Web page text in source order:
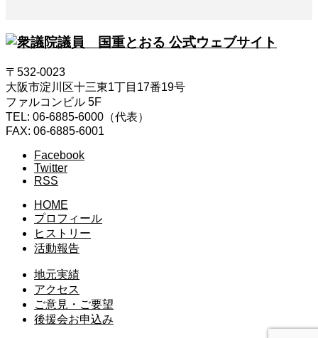
〒532-0023
大阪市淀川区十三東1丁目17番19号
ファルコンビル 5F
TEL: 06-6885-6000（代表）
FAX: 06-6885-6001
Facebook
Twitter
RSS
HOME
プロフィール
ヒストリー
活動報告
地元実績
アクセス
ご意見・ご要望
後援会お申込み